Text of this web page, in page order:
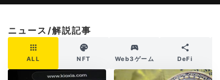
ニュース/解説記事
ALL NFT Web3ゲーム DeFi